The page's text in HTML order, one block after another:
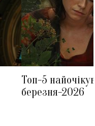
Топ-5
березня-2026